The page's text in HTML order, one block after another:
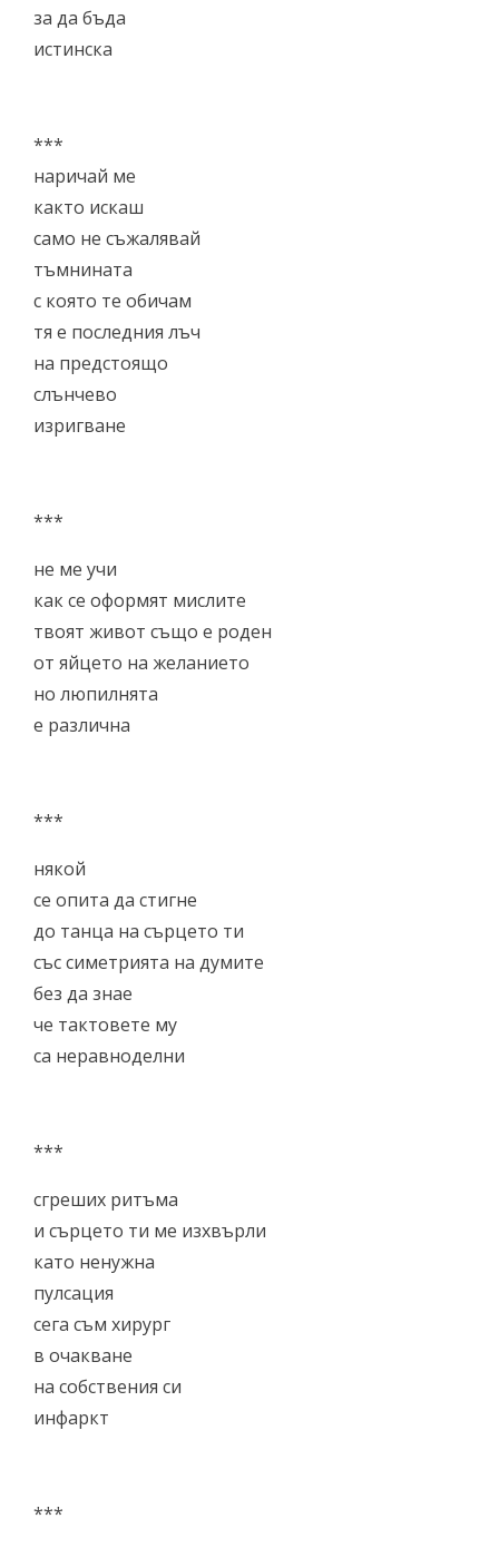
за да бъда
истинска
***
наричай ме
както искаш
само не съжалявай
тъмнината
с която те обичам
тя е последния лъч
на предстоящо
слънчево
изригване
***
не ме учи
как се оформят мислите
твоят живот също е роден
от яйцето на желанието
но люпилнята
е различна
***
някой
се опита да стигне
до танца на сърцето ти
със симетрията на думите
без да знае
че тактовете му
са неравноделни
***
сгреших ритъма
и сърцето ти ме изхвърли
като ненужна
пулсация
сега съм хирург
в очакване
на собствения си
инфаркт
***